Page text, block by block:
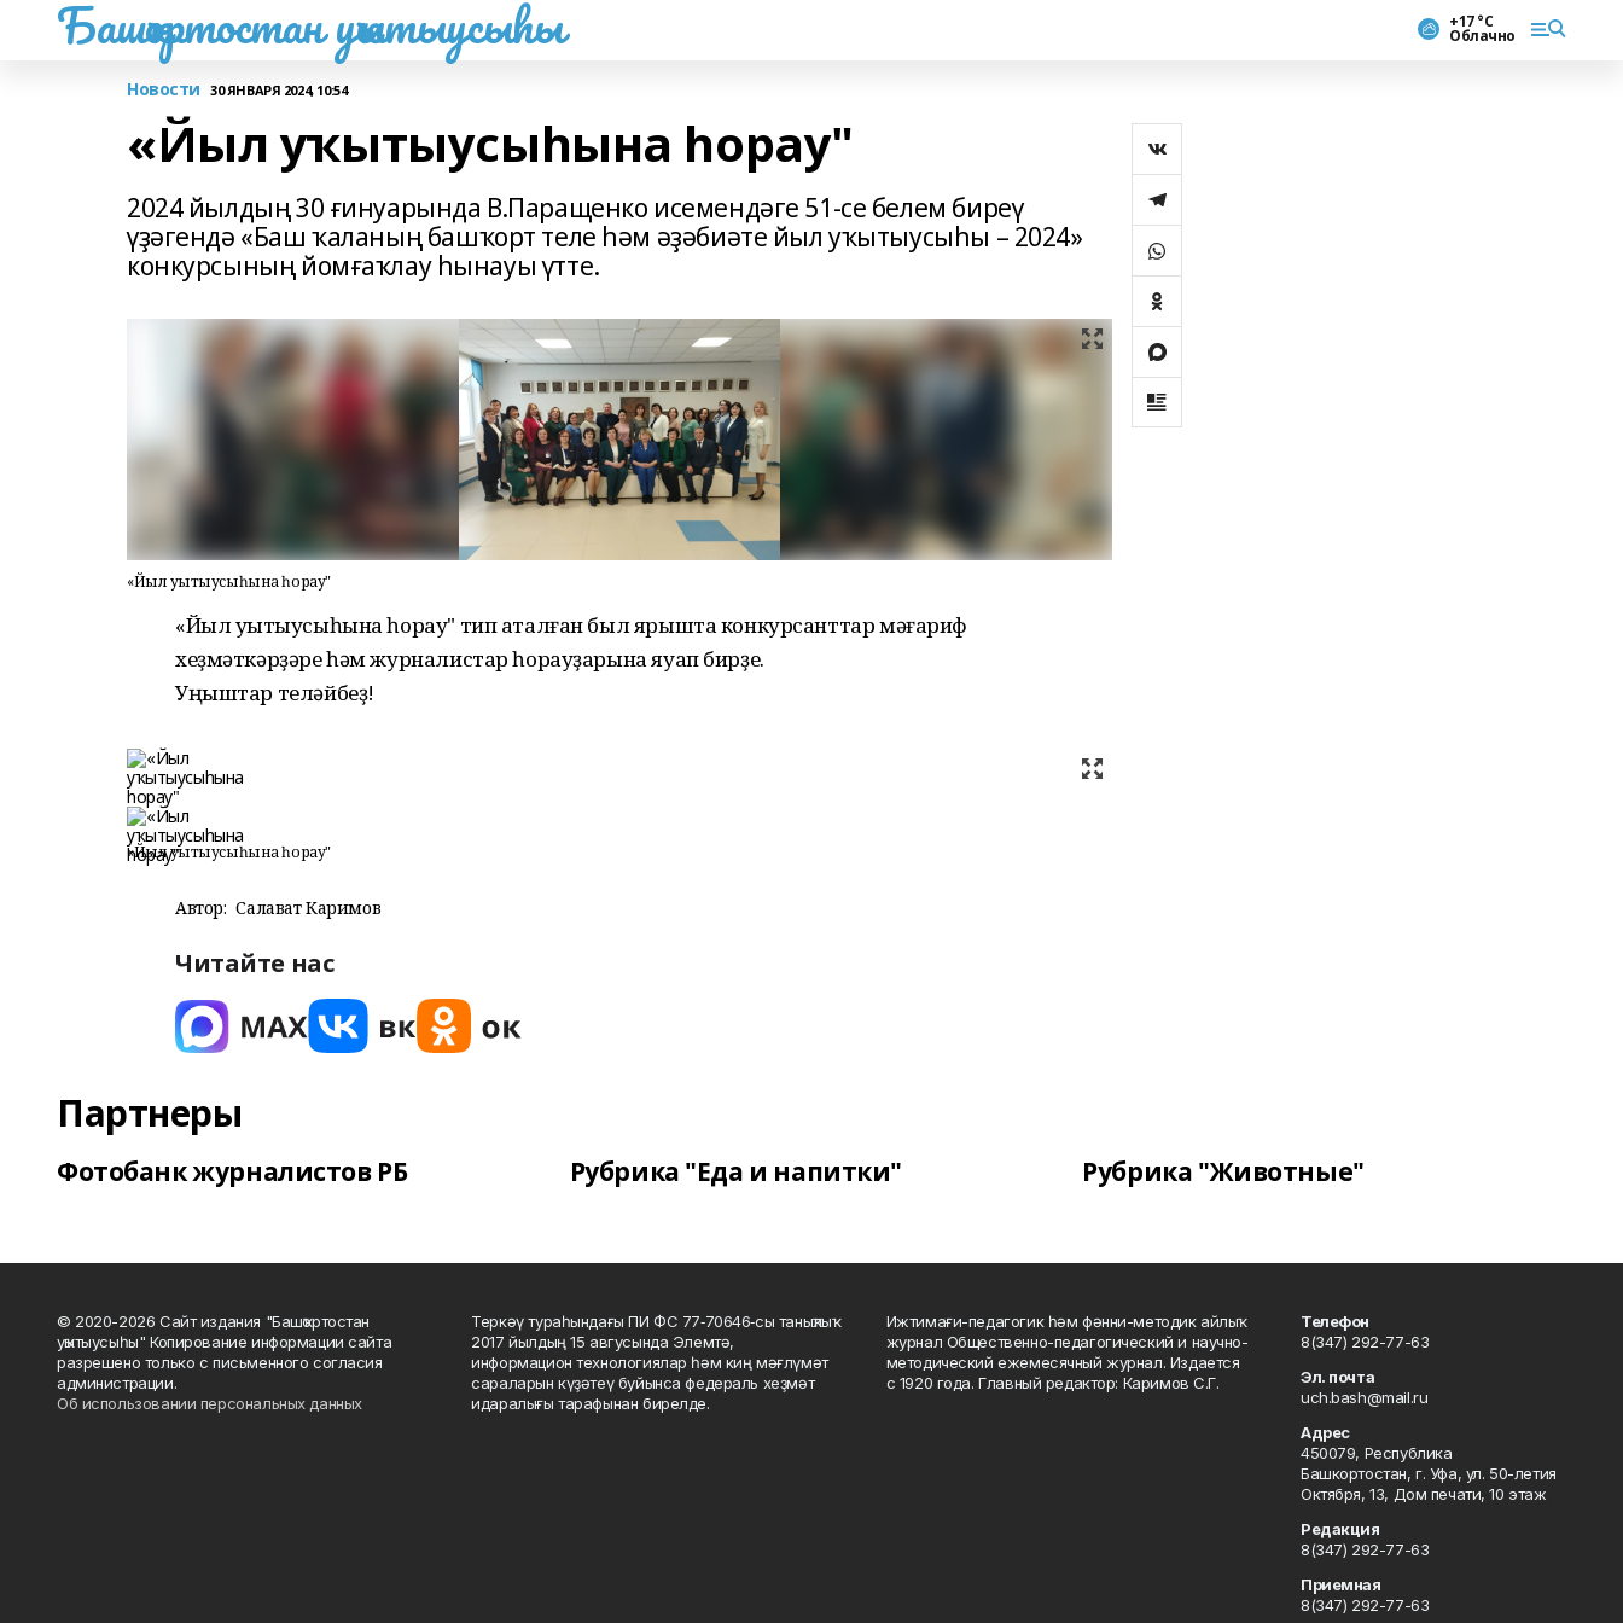
Башҡортостан уҡытыусыһы +17 °С
Облачно
Новости 30 ЯНВАРЯ 2024, 10:54
«Йыл уҡытыусыһына һорау"
2024 йылдың 30 ғинуарында В.Паращенко исемендәге 51-се белем биреү
үҙәгендә «Баш ҡаланың башҡорт теле һәм әҙәбиәте йыл уҡытыусыһы – 2024»
конкурсының йомғаҡлау һынауы үтте.
«Йыл уҡытыусыһына һорау"
«Йыл уҡытыусыһына һорау" тип аталған был ярышта конкурсанттар мәғариф
хеҙмәткәрҙәре һәм журналистар һорауҙарына яуап бирҙе.
Уңыштар теләйбеҙ!
«Йыл уҡытыусыһына һорау"
Автор: Салават Каримов
Читайте нас
Партнеры
Фотобанк журналистов РБ Рубрика "Еда и напитки" Рубрика "Животные"
© 2020-2026 Сайт издания "Башҡортостан
уҡытыусыһы" Копирование информации сайта
разрешено только с письменного согласия
администрации.
Об использовании персональных данных
Теркәү тураһындағы ПИ ФС 77‑70646‑сы таныҡлыҡ
2017 йылдың 15 авгусында Элемтә,
информацион технологиялар һәм киң мәғлүмәт
сараларын күҙәтеү буйынса федераль хеҙмәт
идаралығы тарафынан бирелде.
Ижтимағи-педагогик һәм фәнни-методик айлыҡ
журнал Общественно-педагогический и научно-
методический ежемесячный журнал. Издается
с 1920 года. Главный редактор: Каримов С.Г.
Телефон
8(347) 292-77-63
Эл. почта
uch.bash@mail.ru
Адрес
450079, Республика
Башкортостан, г. Уфа, ул. 50-летия
Октября, 13, Дом печати, 10 этаж
Редакция
8(347) 292-77-63
Приемная
8(347) 292-77-63